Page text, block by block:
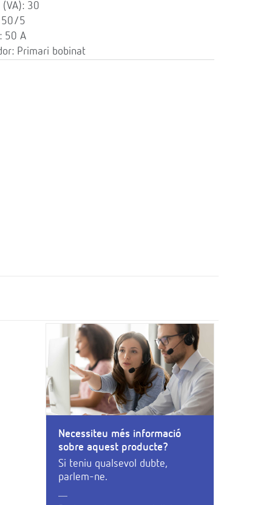
(VA): 30
50/5
50 A
Primari bobinat
Necessiteu més informació
sobre aquest producte?
Si teniu qualsevol dubte,
parlem-ne.